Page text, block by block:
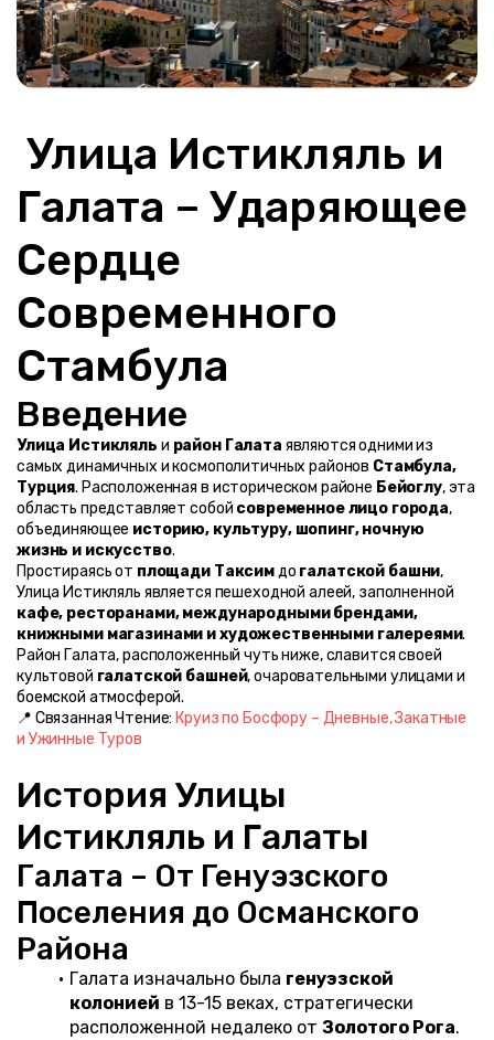
Галата – Ударяющее
Сердце
Современного
Стамбула
Введение
Улица Истикляль и район Галата являются одними из
самых динамичных и космополитичных районов Стамбула,
Турция. Расположенная в историческом районе Бейоглу, эта
область представляет собой современное лицо города,
объединяющее историю, культуру, шопинг, ночную
жизнь и искусство.
Простираясь от площади Таксим до галатской башни,
кафе, ресторанами, международными брендами,
книжными магазинами и художественными галереями.
Район Галата, расположенный чуть ниже, славится своей
культовой галатской башней, очаровательными улицами и
боемской атмосферой.
📍 Связанная Чтение: Круиз по Босфору – Дневные, Закатные
и Ужинные Туров
История Улицы
Истикляль и Галаты
Галата – От Генуэзского
Поселения до Османского
Района
Галата изначально была генуэзской
колонией в 13-15 веках, стратегически
расположенной недалеко от Золотого Рога.